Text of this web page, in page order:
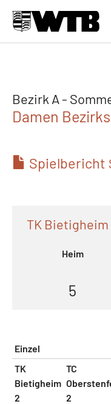
Bezirk A -
Damen
Spielbericht
TK Bietigheim
Heim
5
Einzel
TK
Bietigheim
2
TC
2